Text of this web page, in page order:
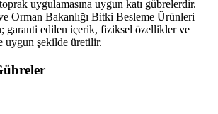
uygulamasına uygun katı gübrelerdir.
Orman Bakanlığı Bitki Besleme Ürünleri
garanti edilen içerik, fiziksel özellikler ve
uygun şekilde üretilir.